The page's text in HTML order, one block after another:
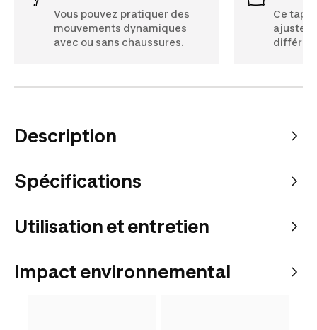
Vous pouvez pratiquer des
mouvements dynamiques
avec ou sans chaussures.
Ce
ajuster
Description
Spécifications
Utilisation et entretien
Impact environnemental